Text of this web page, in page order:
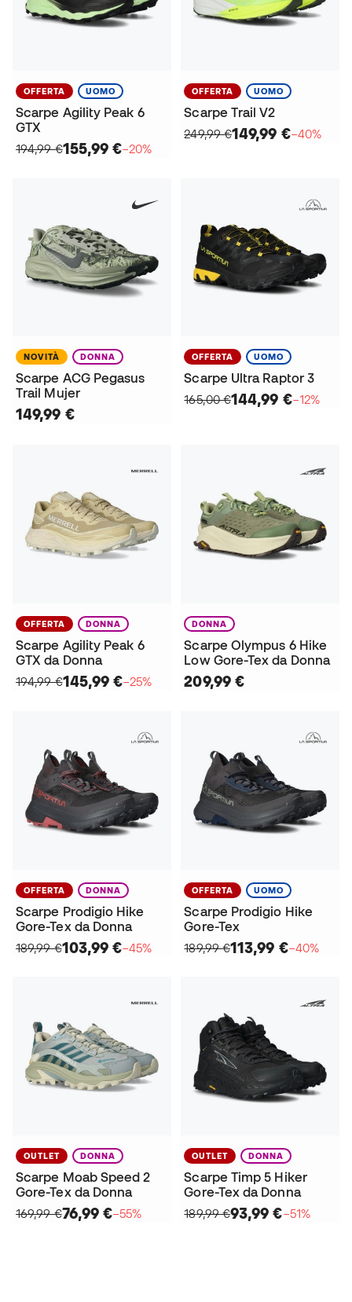
OFFERTA UOMO
Scarpe Agility Peak 6
GTX
194,99 €155,99 €−20%
OFFERTA UOMO
Scarpe Trail V2
249,99 €149,99 €−40%
NOVITÀ DONNA
Scarpe ACG Pegasus
Trail Mujer
149,99 €
OFFERTA UOMO
Scarpe Ultra Raptor 3
165,00 €144,99 €−12%
OFFERTA DONNA
Scarpe Agility Peak 6
GTX da Donna
194,99 €145,99 €−25%
DONNA
Scarpe Olympus 6 Hike
Low Gore-Tex da Donna
209,99 €
OFFERTA DONNA
Scarpe Prodigio Hike
Gore-Tex da Donna
189,99 €103,99 €−45%
OFFERTA UOMO
Scarpe Prodigio Hike
Gore-Tex
189,99 €113,99 €−40%
OUTLET DONNA
Scarpe Moab Speed 2
Gore-Tex da Donna
169,99 €76,99 €−55%
OUTLET DONNA
Scarpe Timp 5 Hiker
Gore-Tex da Donna
189,99 €93,99 €−51%